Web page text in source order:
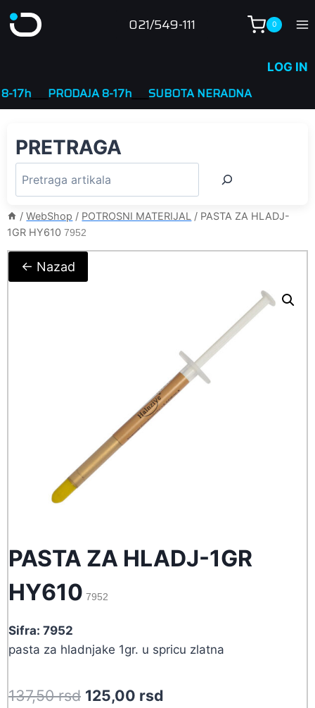
to
021/549-111 0
LOG IN
____PRODAJA 8-17h____SUBOTA NERADNA
PRETRAGA
/ WebShop / POTROSNI MATERIJAL / PASTA ZA HLADJ-
1GR HY610 7952
← Nazad
PASTA ZA HLADJ-1GR
HY610 7952
Sifra: 7952
pasta za hladnjake 1gr. u spricu zlatna
137,50rsd Original
125,00 rsd